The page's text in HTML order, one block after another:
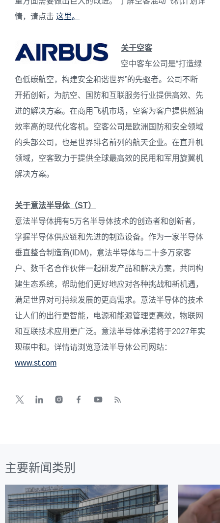
情，请点击 这里。
关于空客
空中客车公司是“打造绿
色低碳航空，构建安全和谐世界”的先驱者。公司不断
开拓创新，为航空、国防和互联服务行业提供高效、先
进的解决方案。在商用飞机市场，空客为客户提供燃油
效率高的现代化客机。空客公司是欧洲国防和安全领域
的头部公司，也是世界排名前列的航天企业。在直升机
领域，空客致力于提供全球最高效的民用和军用旋翼机
解决方案。
关于意法半导体（ST）
意法半导体拥有5万名半导体技术的创造者和创新者，
掌握半导体供应链和先进的制造设备。作为一家半导体
垂直整合制造商(IDM)，意法半导体与二十多万家客
户、数千名合作伙伴一起研发产品和解决方案，共同构
建生态系统，帮助他们更好地应对各种挑战和新机遇，
满足世界对可持续发展的更高需求。意法半导体的技术
让人们的出行更智能，电源和能源管理更高效，物联网
和互联技术应用更广泛。意法半导体承诺将于2027年实
现碳中和。详情请浏览意法半导体公司网站：
www.st.com
主要新闻类别